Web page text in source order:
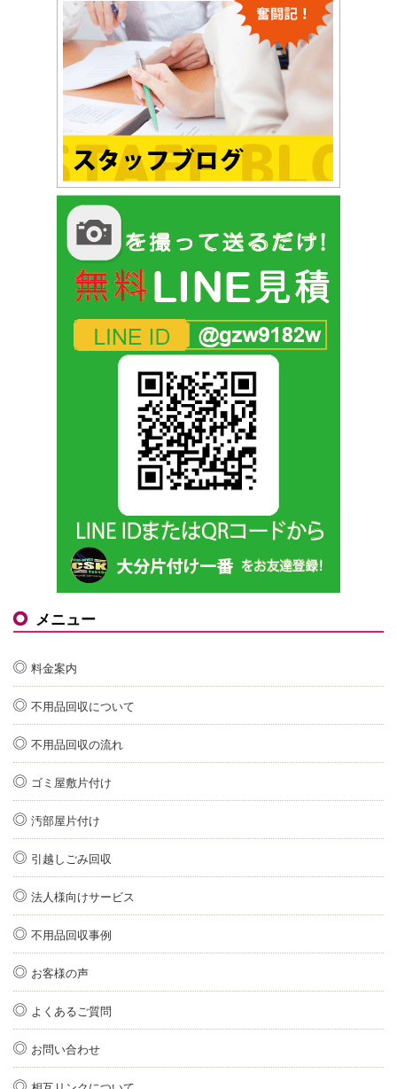
メニュー
料金案内
不用品回収について
不用品回収の流れ
ゴミ屋敷片付け
汚部屋片付け
引越しごみ回収
法人様向けサービス
不用品回収事例
お客様の声
よくあるご質問
お問い合わせ